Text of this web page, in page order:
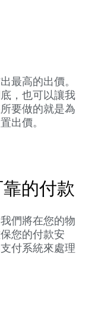
最高的出價。
，也可以讓我
要做的就是為
出價。
的付款
們將在您的物
您的付款安
付系統來處理